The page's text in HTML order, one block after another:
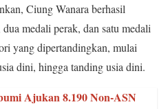
Ciung Wanara berhasil
medali perak, dan satu medali
yang dipertandingkan, mulai
dini, hingga tanding usia dini.
Ajukan 8.190 Non-ASN